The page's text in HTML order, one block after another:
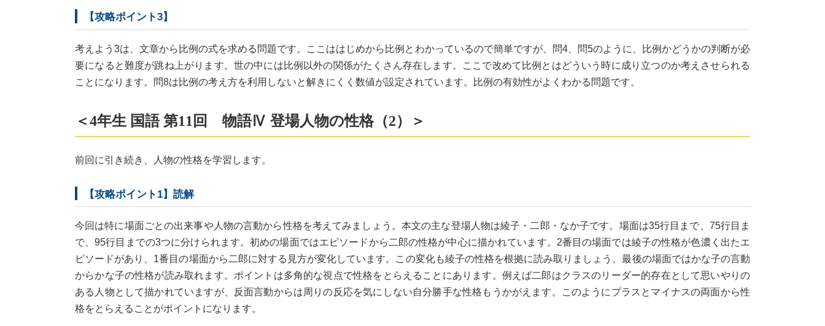
【攻略ポイント3】
考えよう3は、文章から比例の式を求める問題です。ここははじめから比例とわかっているので簡単ですが、問4、問5のように、比例かどうかの判断が必
要になると難度が跳ね上がります。世の中には比例以外の関係がたくさん存在します。ここで改めて比例とはどういう時に成り立つのか考えさせられる
ことになります。問8は比例の考え方を利用しないと解きにくく数値が設定されています。比例の有効性がよくわかる問題です。
＜4年生 国語 第11回 物語Ⅳ 登場人物の性格（2）＞
前回に引き続き、人物の性格を学習します。
【攻略ポイント1】読解
今回は特に場面ごとの出来事や人物の言動から性格を考えてみましょう。本文の主な登場人物は綾子・二郎・なか子です。場面は35行目まで、75行目ま
で、95行目までの3つに分けられます。初めの場面ではエピソードから二郎の性格が中心に描かれています。2番目の場面では綾子の性格が色濃く出たエ
ピソードがあり、1番目の場面から二郎に対する見方が変化しています。この変化も綾子の性格を根拠に読み取りましょう。最後の場面ではかな子の言動
からかな子の性格が読み取れます。ポイントは多角的な視点で性格をとらえることにあります。例えば二郎はクラスのリーダー的存在として思いやりの
ある人物として描かれていますが、反面言動からは周りの反応を気にしない自分勝手な性格もうかがえます。このようにプラスとマイナスの両面から性
格をとらえることがポイントになります。